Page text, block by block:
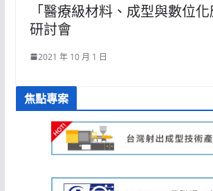
「醫療級材料、成型與數位化
研討會
2021 年 10 月 1 日
焦點專案